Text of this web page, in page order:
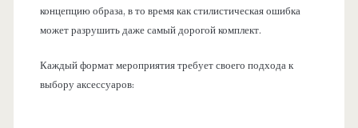
концепцию образа, в то время как стилистическая ошибка
может разрушить даже самый дорогой комплект.
Каждый формат мероприятия требует своего подхода к
выбору аксессуаров: